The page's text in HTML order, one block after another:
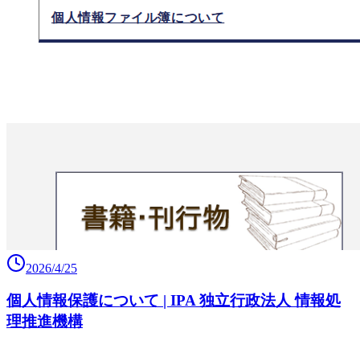
2026/4/25
個人情報保護について | IPA 独立行政法人 情報処
理推進機構